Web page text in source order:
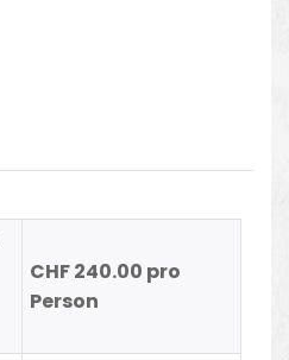
CHF 240.00 pro
Person